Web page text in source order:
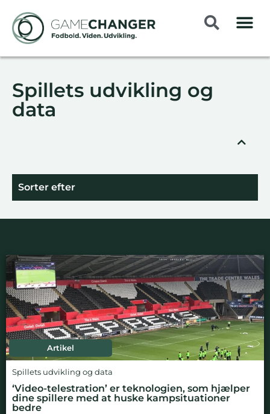
Spillets udvikling og
data
Sorter efter
Artikel
Spillets udvikling og data
‘Video-telestration’ er teknologien, som hjælper
dine spillere med at huske kampsituationer
bedre